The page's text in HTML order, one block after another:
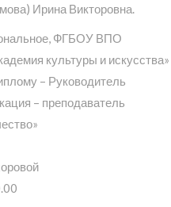
Ирина Викторовна.
ФГБОУ ВПО
культуры и искусства»
– Руководитель
– преподаватель